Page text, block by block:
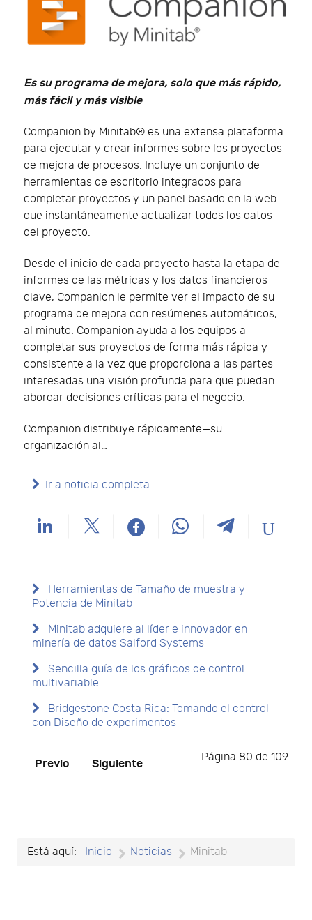
Es su programa de mejora, solo que más rápido,
más fácil y más visible
Companion by Minitab® es una extensa plataforma
para ejecutar y crear informes sobre los proyectos
de mejora de procesos. Incluye un conjunto de
herramientas de escritorio integrados para
completar proyectos y un panel basado en la web
que instantáneamente actualizar todos los datos
del proyecto.
Desde el inicio de cada proyecto hasta la etapa de
informes de las métricas y los datos financieros
clave, Companion le permite ver el impacto de su
programa de mejora con resúmenes automáticos,
al minuto. Companion ayuda a los equipos a
completar sus proyectos de forma más rápida y
consistente a la vez que proporciona a las partes
interesadas una visión profunda para que puedan
abordar decisiones críticas para el negocio.
Companion distribuye rápidamente—su
organización al…
Ir a noticia completa
Herramientas de Tamaño de muestra y
Potencia de Minitab
Minitab adquiere al líder e innovador en
minería de datos Salford Systems
Sencilla guía de los gráficos de control
multivariable
Bridgestone Costa Rica: Tomando el control
con Diseño de experimentos
Página 80 de 109
Previo Siguiente
Está aquí: Inicio Noticias Minitab